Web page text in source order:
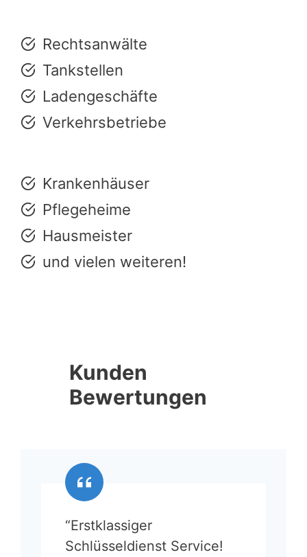
Rechtsanwälte
Tankstellen
Ladengeschäfte
Verkehrsbetriebe
Krankenhäuser
Pflegeheime
Hausmeister
und vielen weiteren!
Kunden
Bewertungen
“Erstklassiger
Schlüsseldienst Service!